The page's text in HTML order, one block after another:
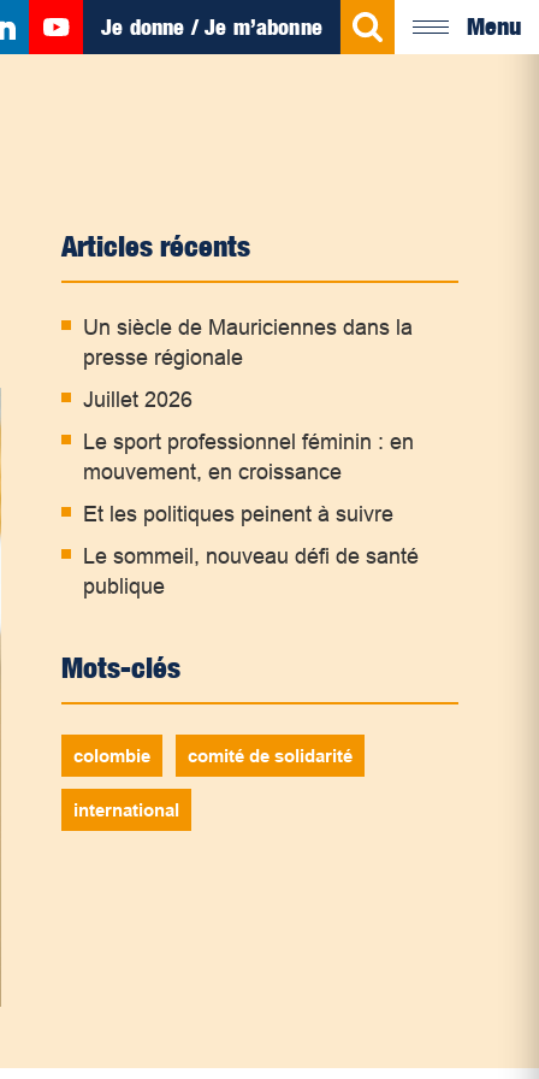
Je donne / Je m’abonne Menu
Articles récents
Un siècle de Mauriciennes dans la
presse régionale
Juillet 2026
Le sport professionnel féminin : en
mouvement, en croissance
Et les politiques peinent à suivre
Le sommeil, nouveau défi de santé
publique
Mots-clés
colombie comité de solidarité
international